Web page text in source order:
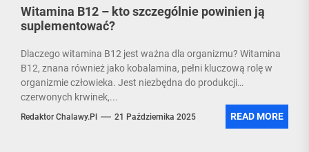
Witamina B12 – kto szczególnie powinien ją
suplementować?
Dlaczego witamina B12 jest ważna dla organizmu? Witamina
B12, znana również jako kobalamina, pełni kluczową rolę w
organizmie człowieka. Jest niezbędna do produkcji
czerwonych krwinek,...
Redaktor Chalawy.pl 21 Października 2025 READ MORE